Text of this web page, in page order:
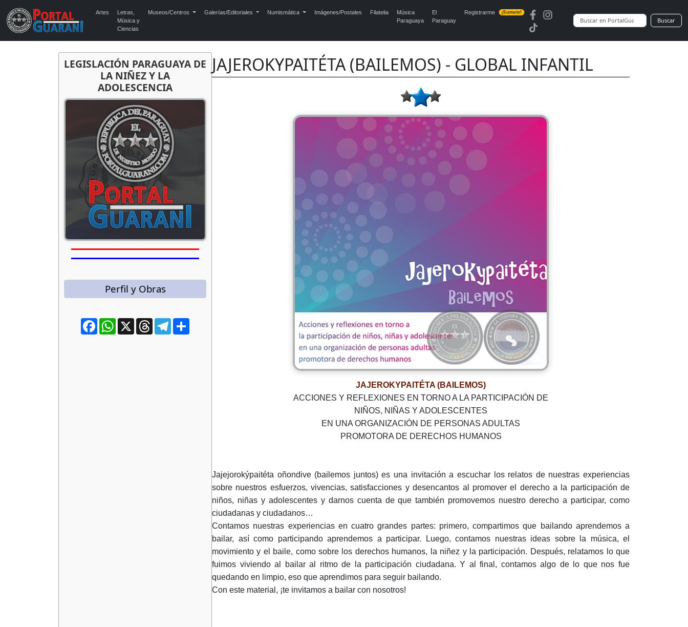
Artes
Letras,
Música y
Ciencias
Museos/Centros Galerías/Editoriales Numismática Imágenes/Postales Filatelia
Música
Paraguaya
El
Paraguay
Registrarme ¡Sumate!
Buscar
LEGISLACIÓN PARAGUAYA DE
LA NIÑEZ Y LA
ADOLESCENCIA
Perfil y Obras
FacebookWhatsApp
X ThreadsTelegram
JAJEROKYPAITÉTA (BAILEMOS) - GLOBAL INFANTIL
JAJEROKYPAITÉTA (BAILEMOS)
ACCIONES Y REFLEXIONES EN TORNO A LA PARTICIPACIÓN DE
NIÑOS, NIÑAS Y ADOLESCENTES
EN UNA ORGANIZACIÓN DE PERSONAS ADULTAS
PROMOTORA DE DERECHOS HUMANOS
Jajejorokýpaitéta oñondive (bailemos juntos) es una invitación a escuchar los relatos de nuestras experiencias
sobre nuestros esfuerzos, vivencias, satisfacciones y desencantos al promover el derecho a la participación de
niños, niñas y adolescentes y darnos cuenta de que también promovemos nuestro derecho a participar, como
ciudadanas y ciudadanos…
Contamos nuestras experiencias en cuatro grandes partes: primero, compartimos que bailando aprendemos a
bailar, así como participando aprendemos a participar. Luego, contamos nuestras ideas sobre la música, el
movimiento y el baile, como sobre los derechos humanos, la niñez y la participación. Después, relatamos lo que
fuimos viviendo al bailar al ritmo de la participación ciudadana. Y al final, contamos algo de lo que nos fue
quedando en limpio, eso que aprendimos para seguir bailando.
Con este material, ¡te invitamos a bailar con nosotros!